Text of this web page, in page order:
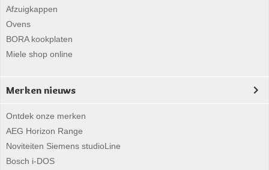
Afzuigkappen
Ovens
BORA kookplaten
Miele shop online
Merken nieuws
Ontdek onze merken
AEG Horizon Range
Noviteiten Siemens studioLine
Bosch i-DOS